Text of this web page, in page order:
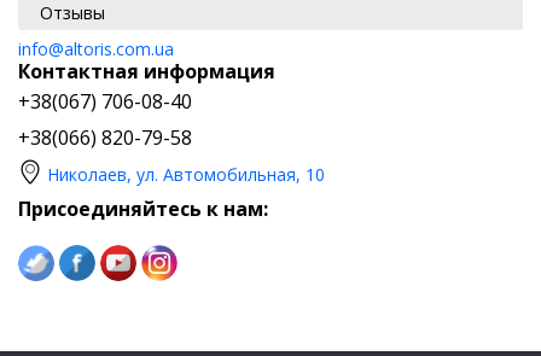
Отзывы
info@altoris.com.ua
Контактная информация
+38(067) 706-08-40
+38(066) 820-79-58
Николаев, ул. Автомобильная, 10
Присоединяйтесь к нам: